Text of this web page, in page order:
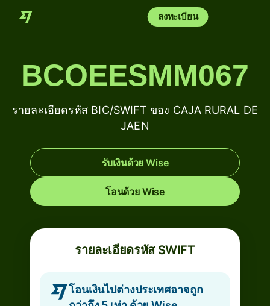
ลงทะเบียน
BCOEESMM067
รายละเอียดรหัส BIC/SWIFT ของ CAJA RURAL DE
JAEN
รับเงินด้วย Wise
โอนด้วย Wise
รายละเอียดรหัส SWIFT
โอนเงินไปต่างประเทศอาจถูก